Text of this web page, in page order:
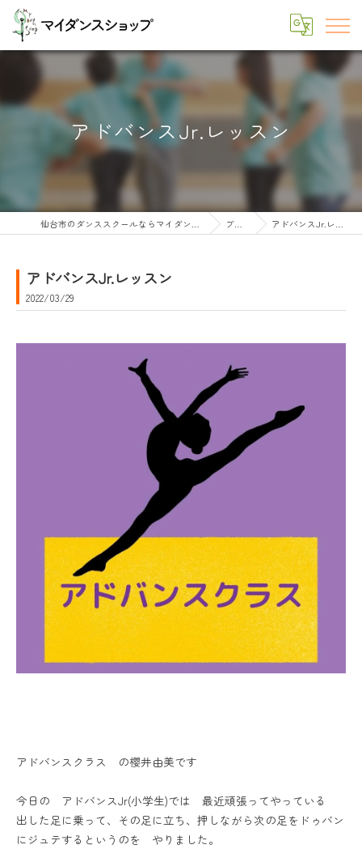
アドバンスJr.レッスン
仙台市のダンススクールならマイダンスショップ ブログ アドバンスJr.レッスン
アドバンスJr.レッスン
2022/03/29
アドバンスクラス の櫻井由美です
今日の アドバンスJr(小学生)では 最近頑張ってやっている
出した足に乗って、その足に立ち、押しながら次の足をドゥバン
にジュテするというのを やりました。